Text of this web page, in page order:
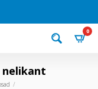
0
nelikant